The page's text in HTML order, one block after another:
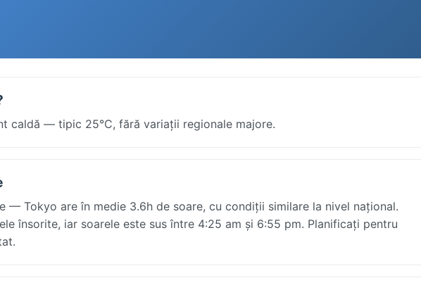
caldă — tipic 25°C, fără variații regionale majore.
— Tokyo are în medie 3.6h de soare, cu condiții similare la nivel național.
însorite, iar soarele este sus între 4:25 am și 6:55 pm. Planificați pentru